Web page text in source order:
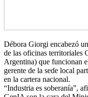
Débora Giorgi encabezó
de las oficinas territoriales
Argentina) que funcionan
gerente de la sede local
en la cartera nacional.
“Industria es soberanía”,